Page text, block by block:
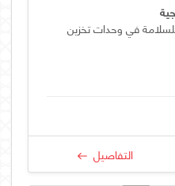
في وحدات تخزين
التفاصيل